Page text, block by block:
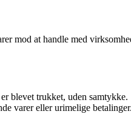
mod at handle med
blevet trukket, uden samtykke.
varer eller urimelige betalinger.